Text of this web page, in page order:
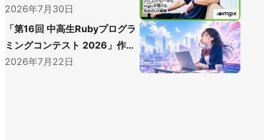
レーからImgixが届ける、攻め
のUX戦略
2026年7月30日
「第16回 中高生Rubyプログラ
ミングコンテスト 2026」作品
募集開始！
2026年7月22日